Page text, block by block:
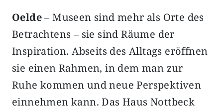
Oelde– Museen sind mehr als Orte des
Betrachtens – sie sind Räume der
Inspiration. Abseits des Alltags eröffnen
sie einen Rahmen, in dem man zur
Ruhe kommen und neue Perspektiven
einnehmen kann. Das Haus Nottbeck